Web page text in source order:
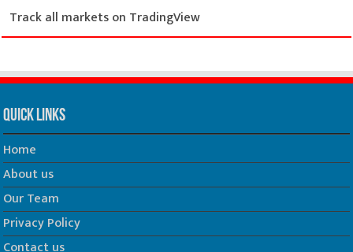
Track all markets on TradingView
Quick Links
Home
About us
Our Team
Privacy Policy
Contact us